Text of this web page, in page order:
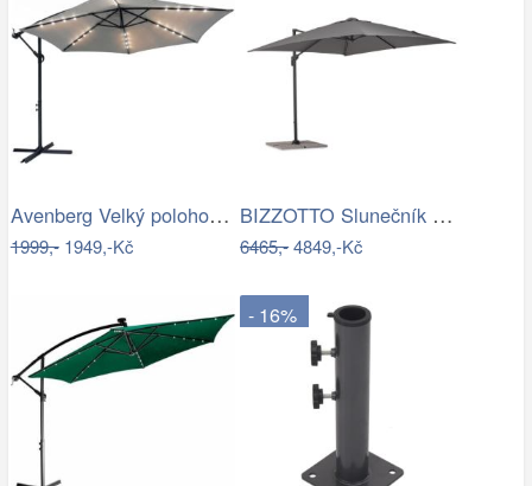
Avenberg Velký polohovatelný slunečník…
1999,-1949,-Kč
BIZZOTTO Slunečník SIVIGLIA taupe 3x3m
6465,-4849,-Kč
- 16%